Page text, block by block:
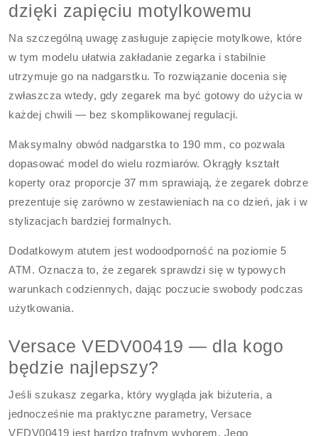
dzięki zapięciu motylkowemu
Na szczególną uwagę zasługuje zapięcie motylkowe, które
w tym modelu ułatwia zakładanie zegarka i stabilnie
utrzymuje go na nadgarstku. To rozwiązanie docenia się
zwłaszcza wtedy, gdy zegarek ma być gotowy do użycia w
każdej chwili — bez skomplikowanej regulacji.
Maksymalny obwód nadgarstka to 190 mm, co pozwala
dopasować model do wielu rozmiarów. Okrągły kształt
koperty oraz proporcje 37 mm sprawiają, że zegarek dobrze
prezentuje się zarówno w zestawieniach na co dzień, jak i w
stylizacjach bardziej formalnych.
Dodatkowym atutem jest wodoodporność na poziomie 5
ATM. Oznacza to, że zegarek sprawdzi się w typowych
warunkach codziennych, dając poczucie swobody podczas
użytkowania.
Versace VEDV00419 — dla kogo
będzie najlepszy?
Jeśli szukasz zegarka, który wygląda jak biżuteria, a
jednocześnie ma praktyczne parametry, Versace
VEDV00419 jest bardzo trafnym wyborem. Jego